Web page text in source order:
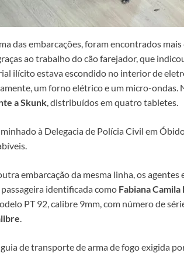
das embarcações, foram encontrados mais
ao trabalho do cão farejador, que
ilícito estava escondido no interior de
um forno elétrico e um micro-
a Skunk , distribuídos em quatro tabletes.
à Delegacia de Polícia Civil em
embarcação da mesma linha, os
identificada como Fabiana
PT 92, calibre 9mm, com número de
de transporte de arma de fogo exigida